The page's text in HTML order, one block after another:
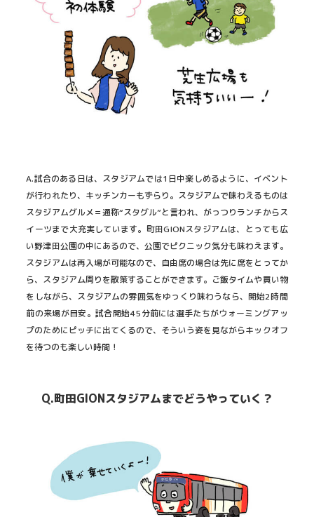
A.試合のある日は、スタジアムでは1日中楽しめるように、イベント
が行われたり、キッチンカーもずらり。スタジアムで味わえるものは
スタジアムグルメ＝通称“スタグル”と言われ、がっつりランチからス
イーツまで大充実しています。町田GIONスタジアムは、とっても広
い野津田公園の中にあるので、公園でピクニック気分も味わえます。
スタジアムは再入場が可能なので、自由席の場合は先に席をとってか
ら、スタジアム周りを散策することができます。ご飯タイムや買い物
をしながら、スタジアムの雰囲気をゆっくり味わうなら、開始2時間
前の来場が目安。試合開始45分前には選手たちがウォーミングアッ
プのためにピッチに出てくるので、そういう姿を見ながらキックオフ
を待つのも楽しい時間！
Q.町田GIONスタジアムまでどうやっていく？